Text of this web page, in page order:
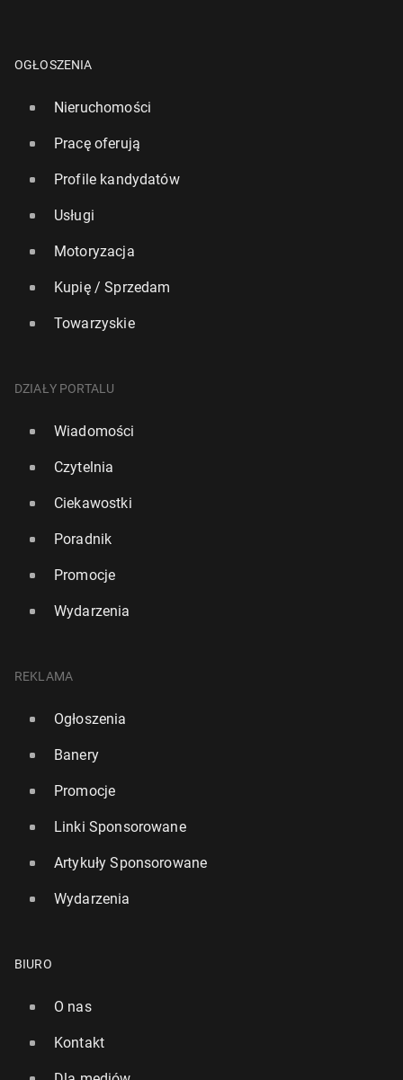
OGŁOSZENIA
Nieruchomości
Pracę oferują
Profile kandydatów
Usługi
Motoryzacja
Kupię / Sprzedam
Towarzyskie
DZIAŁY PORTALU
Wiadomości
Czytelnia
Ciekawostki
Poradnik
Promocje
Wydarzenia
REKLAMA
Ogłoszenia
Banery
Promocje
Linki Sponsorowane
Artykuły Sponsorowane
Wydarzenia
BIURO
O nas
Kontakt